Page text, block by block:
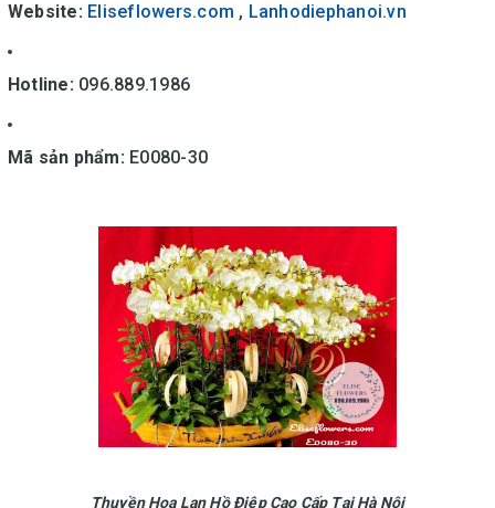
Website: Eliseflowers.com , Lanhodiephanoi.vn
Hotline:096.889.1986
Mã sản phẩm:E0080-30
Thuyền Hoa Lan Hồ Điệp Cao Cấp Tại Hà Nội